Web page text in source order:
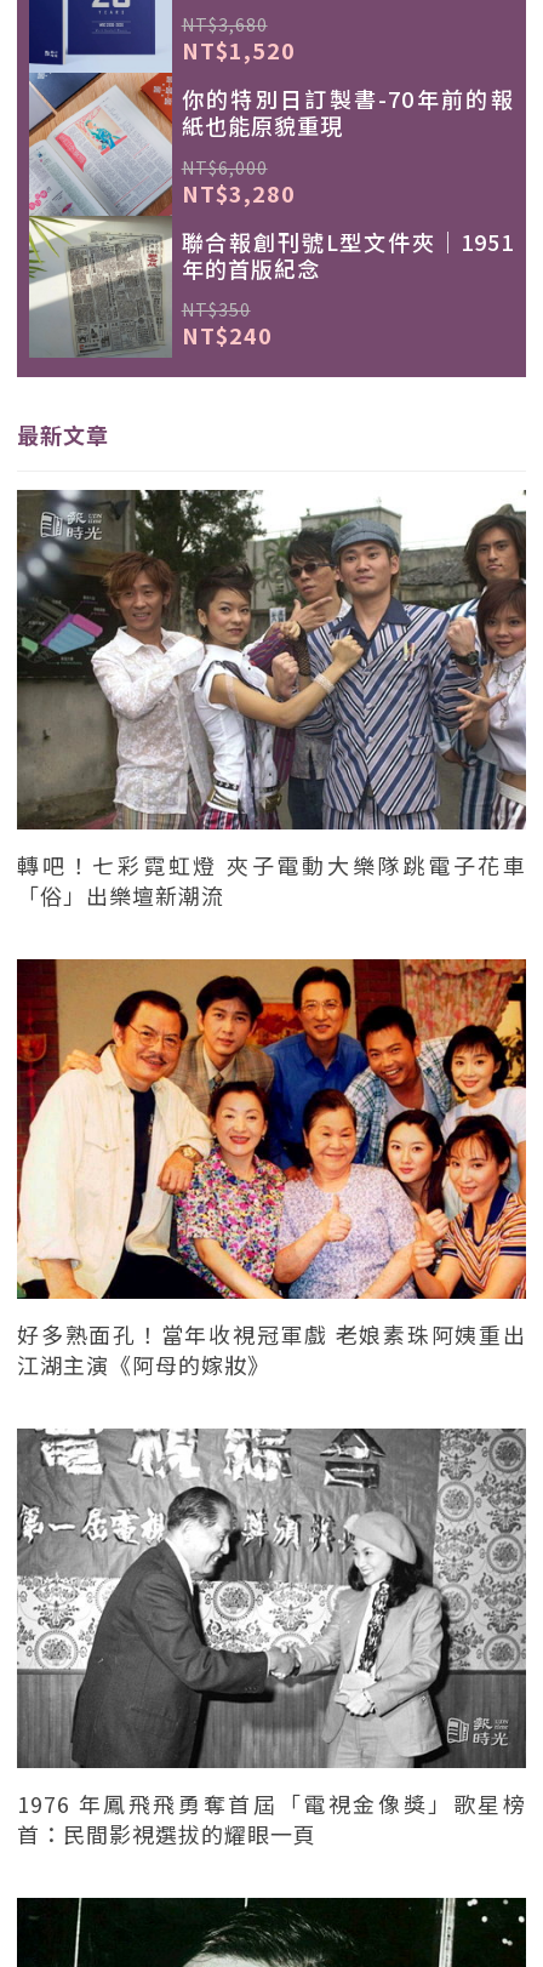
NT$3,680
NT$1,520
你的特別日訂製書-70年前的報
紙也能原貌重現
NT$6,000
NT$3,280
聯合報創刊號L型文件夾｜1951
年的首版紀念
NT$350
NT$240
最新文章
轉吧！七彩霓虹燈 夾子電動大樂隊跳電子花車
「俗」出樂壇新潮流
好多熟面孔！當年收視冠軍戲 老娘素珠阿姨重出
江湖主演《阿母的嫁妝》
1976 年鳳飛飛勇奪首屆「電視金像獎」歌星榜
首：民間影視選拔的耀眼一頁